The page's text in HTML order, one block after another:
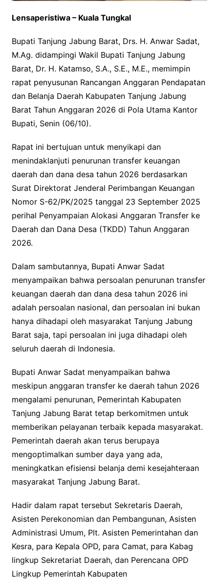
Lensaperistiwa – Kuala Tungkal
Bupati Tanjung Jabung Barat, Drs. H. Anwar Sadat,
M.Ag. didampingi Wakil Bupati Tanjung Jabung
Barat, Dr. H. Katamso, S.A., S.E., M.E., memimpin
rapat penyusunan Rancangan Anggaran Pendapatan
dan Belanja Daerah Kabupaten Tanjung Jabung
Barat Tahun Anggaran 2026 di Pola Utama Kantor
Bupati, Senin (06/10).
Rapat ini bertujuan untuk menyikapi dan
menindaklanjuti penurunan transfer keuangan
daerah dan dana desa tahun 2026 berdasarkan
Surat Direktorat Jenderal Perimbangan Keuangan
Nomor S-62/PK/2025 tanggal 23 September 2025
perihal Penyampaian Alokasi Anggaran Transfer ke
Daerah dan Dana Desa (TKDD) Tahun Anggaran
2026.
Dalam sambutannya, Bupati Anwar Sadat
menyampaikan bahwa persoalan penurunan transfer
keuangan daerah dan dana desa tahun 2026 ini
adalah persoalan nasional, dan persoalan ini bukan
hanya dihadapi oleh masyarakat Tanjung Jabung
Barat saja, tapi persoalan ini juga dihadapi oleh
seluruh daerah di Indonesia.
Bupati Anwar Sadat menyampaikan bahwa
meskipun anggaran transfer ke daerah tahun 2026
mengalami penurunan, Pemerintah Kabupaten
Tanjung Jabung Barat tetap berkomitmen untuk
memberikan pelayanan terbaik kepada masyarakat.
Pemerintah daerah akan terus berupaya
mengoptimalkan sumber daya yang ada,
meningkatkan efisiensi belanja demi kesejahteraan
masyarakat Tanjung Jabung Barat.
Hadir dalam rapat tersebut Sekretaris Daerah,
Asisten Perekonomian dan Pembangunan, Asisten
Administrasi Umum, Plt. Asisten Pemerintahan dan
Kesra, para Kepala OPD, para Camat, para Kabag
lingkup Sekretariat Daerah, dan Perencana OPD
Lingkup Pemerintah Kabupaten